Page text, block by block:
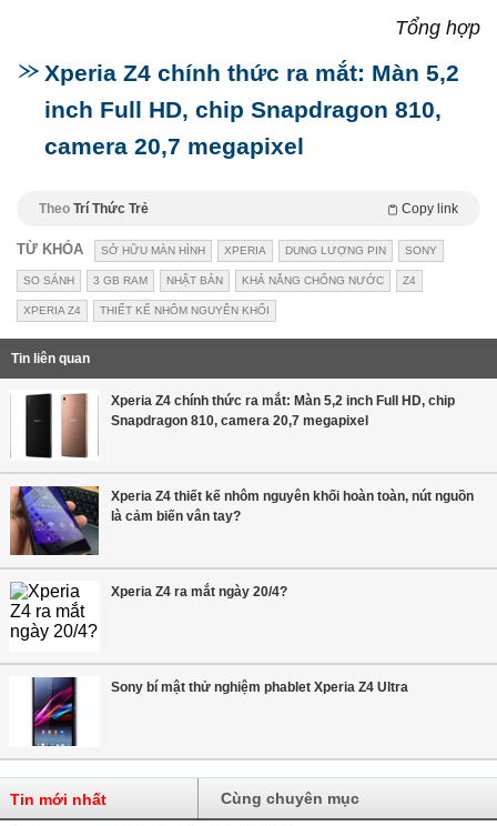
Tổng hợp
Xperia Z4 chính thức ra mắt: Màn 5,2
inch Full HD, chip Snapdragon 810,
camera 20,7 megapixel
Theo Trí Thức Trẻ Copy link
TỪ KHÓA SỞ HỮU MÀN HÌNH XPERIA DUNG LƯỢNG PIN SONY
SO SÁNH 3 GB RAM NHẬT BẢN KHẢ NĂNG CHỐNG NƯỚC Z4
XPERIA Z4 THIẾT KẾ NHÔM NGUYÊN KHỐI
Tin liên quan
Xperia Z4 chính thức ra mắt: Màn 5,2 inch Full HD, chip
Snapdragon 810, camera 20,7 megapixel
Xperia Z4 thiết kế nhôm nguyên khối hoàn toàn, nút nguồn
là cảm biến vân tay?
Xperia Z4 ra mắt ngày 20/4?
Sony bí mật thử nghiệm phablet Xperia Z4 Ultra
Tin mới nhất Cùng chuyên mục